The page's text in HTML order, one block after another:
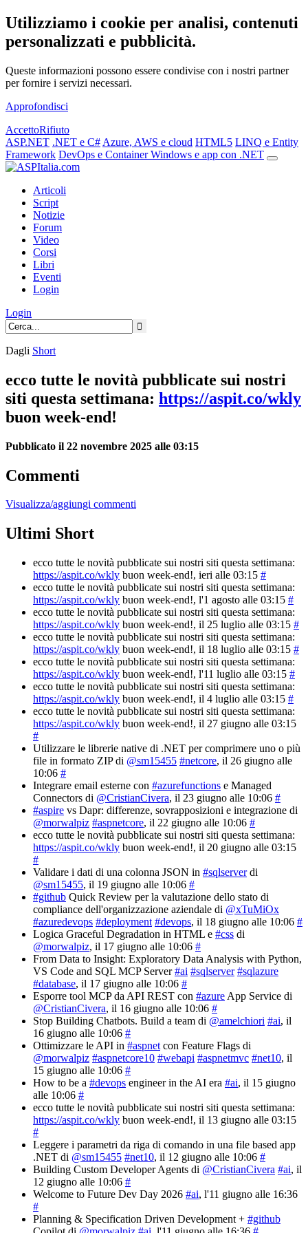
Utilizziamo i cookie per analisi, contenuti
personalizzati e pubblicità.
Queste informazioni possono essere condivise con i nostri partner
per fornire i servizi necessari.
Approfondisci
AccettoRifiuto
ASP.NET .NET e C# Azure, AWS e cloud HTML5 LINQ e Entity
Framework DevOps e ContainerWindows e app con .NET
Articoli
Script
Notizie
Forum
Video
Corsi
Libri
Eventi
Login
Login
Dagli Short
ecco tutte le novità pubblicate sui nostri
siti questa settimana: https://aspit.co/wkly
buon week-end!
Pubblicato il 22 novembre 2025 alle 03:15
Commenti
Visualizza/aggiungi commenti
Ultimi Short
ecco tutte le novità pubblicate sui nostri siti questa settimana:
https://aspit.co/wkly buon week-end!, ieri alle 03:15 #
ecco tutte le novità pubblicate sui nostri siti questa settimana:
https://aspit.co/wkly buon week-end!, l'1 agosto alle 03:15 #
ecco tutte le novità pubblicate sui nostri siti questa settimana:
https://aspit.co/wkly buon week-end!, il 25 luglio alle 03:15 #
ecco tutte le novità pubblicate sui nostri siti questa settimana:
https://aspit.co/wkly buon week-end!, il 18 luglio alle 03:15 #
ecco tutte le novità pubblicate sui nostri siti questa settimana:
https://aspit.co/wkly buon week-end!, l'11 luglio alle 03:15 #
ecco tutte le novità pubblicate sui nostri siti questa settimana:
https://aspit.co/wkly buon week-end!, il 4 luglio alle 03:15 #
ecco tutte le novità pubblicate sui nostri siti questa settimana:
https://aspit.co/wkly buon week-end!, il 27 giugno alle 03:15
#
Utilizzare le librerie native di .NET per comprimere uno o più
file in formato ZIP di @sm15455 #netcore, il 26 giugno alle
10:06 #
Integrare email esterne con #azurefunctions e Managed
Connectors di @CristianCivera, il 23 giugno alle 10:06 #
#aspire vs Dapr: differenze, sovrapposizioni e integrazione di
@morwalpiz #aspnetcore, il 22 giugno alle 10:06 #
ecco tutte le novità pubblicate sui nostri siti questa settimana:
https://aspit.co/wkly buon week-end!, il 20 giugno alle 03:15
#
Validare i dati di una colonna JSON in #sqlserverdi
@sm15455, il 19 giugno alle 10:06 #
#github Quick Review per la valutazione dello stato di
compliance dell'organizzazione aziendale di @xTuMiOx
#azuredevops #deployment #devops, il 18 giugno alle 10:06 #
Logica Graceful Degradation in HTML e #css di
@morwalpiz, il 17 giugno alle 10:06 #
From Data to Insight: Exploratory Data Analysis with Python,
VS Code and SQL MCP Server#ai #sqlserver #sqlazure
#database, il 17 giugno alle 10:06 #
Esporre tool MCP da API REST con #azure App Service di
@CristianCivera, il 16 giugno alle 10:06 #
Stop Building Chatbots. Build a team di @amelchiori #ai, il
16 giugno alle 10:06 #
Ottimizzare le API in #aspnet con Feature Flags di
@morwalpiz #aspnetcore10 #webapi #aspnetmvc #net10, il
15 giugno alle 10:06 #
How to be a #devops engineer in the AI era #ai, il 15 giugno
alle 10:06 #
ecco tutte le novità pubblicate sui nostri siti questa settimana:
https://aspit.co/wkly buon week-end!, il 13 giugno alle 03:15
#
Leggere i parametri da riga di comando in una file based app
.NET di @sm15455 #net10, il 12 giugno alle 10:06 #
Building Custom Developer Agents di @CristianCivera #ai, il
12 giugno alle 10:06 #
Welcome to Future Dev Day 2026 #ai, l'11 giugno alle 16:36
#
Planning & Specification Driven Development + #github